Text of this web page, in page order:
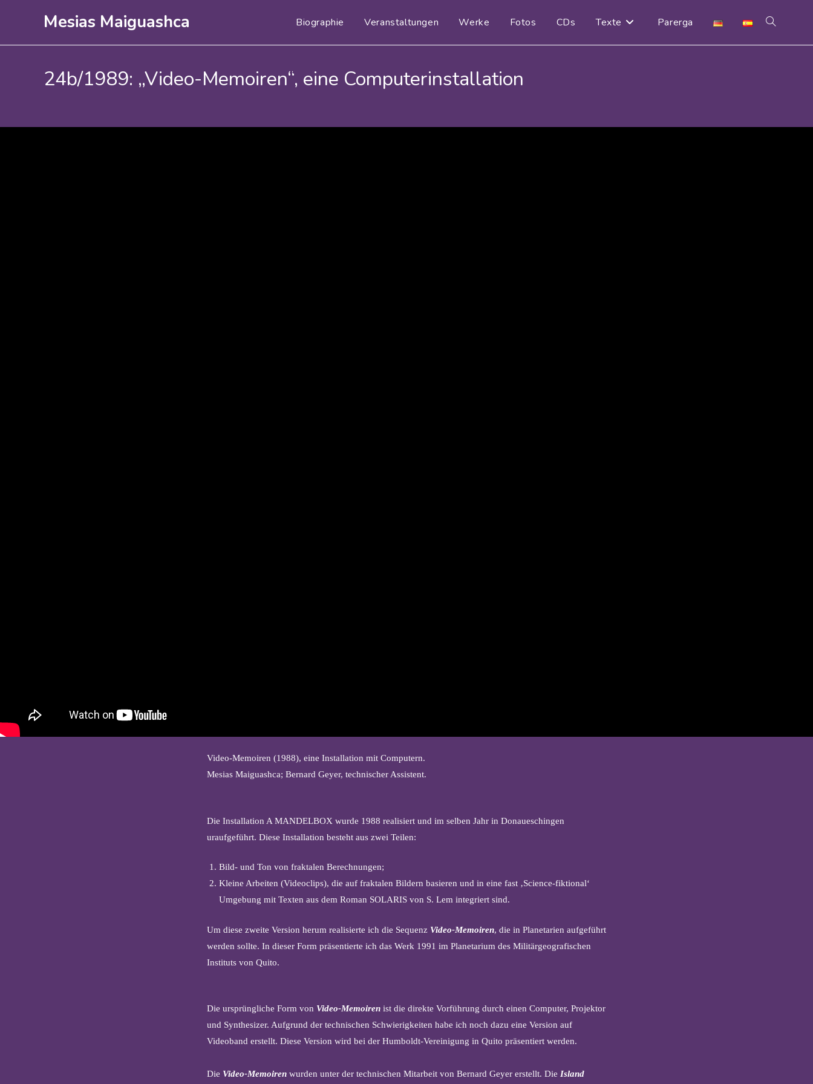
Mesias Maiguashca Biographie Veranstaltungen Werke Fotos CDs Texte Parerga Website-
24b/1989: „Video-Memoiren“, eine Computerinstallation
Video-Memoiren (1988), eine Installation mit Computern.
Mesias Maiguashca; Bernard Geyer, technischer Assistent.
Die Installation A MANDELBOX wurde 1988 realisiert und im selben Jahr in Donaueschingen
uraufgeführt. Diese Installation besteht aus zwei Teilen:
Bild- und Ton von fraktalen Berechnungen;
Kleine Arbeiten (Videoclips), die auf fraktalen Bildern basieren und in eine fast ‚Science-fiktional‘
Umgebung mit Texten aus dem Roman SOLARIS von S. Lem integriert sind.
Um diese zweite Version herum realisierte ich die Sequenz Video-Memoiren, die in Planetarien aufgeführt
werden sollte. In dieser Form präsentierte ich das Werk 1991 im Planetarium des Militärgeografischen
Instituts von Quito.
Die ursprüngliche Form von Video-Memoiren ist die direkte Vorführung durch einen Computer, Projektor
und Synthesizer. Aufgrund der technischen Schwierigkeiten habe ich noch dazu eine Version auf
Videoband erstellt. Diese Version wird bei der Humboldt-Vereinigung in Quito präsentiert werden.
Die Video-Memoiren wurden unter der technischen Mitarbeit von Bernard Geyer erstellt. Die Island